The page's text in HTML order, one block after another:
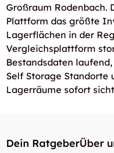
Großraum Rodenbach.
Plattform das größte
Lagerflächen in der
Vergleichsplattform
Bestandsdaten
Self Storage Standorte
Lagerräume sofort
Dein RatgeberÜber